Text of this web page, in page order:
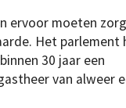
ervoor moeten
Het parlement
30 jaar een
van alweer